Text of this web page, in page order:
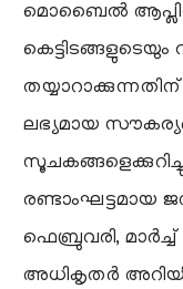
മൊബൈൽ
കെട്ടിടങ്ങളുടെയും
ലഭ്യമായ
രണ്ടാംഘട്ടമായ
ഫെബ്രുവരി,
അധികൃതർ